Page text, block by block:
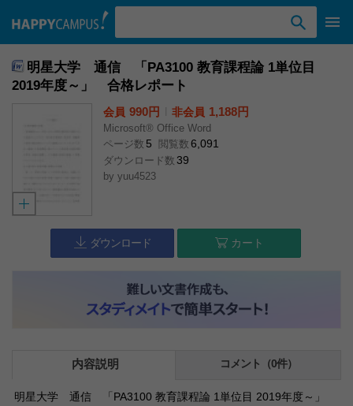
明星大学 通信 「PA3100 教育課程論 1単位目
2019年度～」 合格レポート
会員 990円 非会員 1,188円
Microsoft® Office Word
ページ数 5 閲覧数 6,091
ダウンロード数 39
by yuu4523
ダウンロード カート
内容説明 コメント（0件）
明星大学 通信 「PA3100 教育課程論 1単位目 2019年度～」